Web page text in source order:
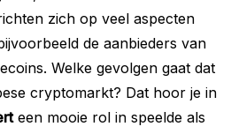
zich op veel aspecten
de aanbieders van
Welke gevolgen gaat dat
cryptomarkt? Dat hoor je in
een mooie rol in speelde als